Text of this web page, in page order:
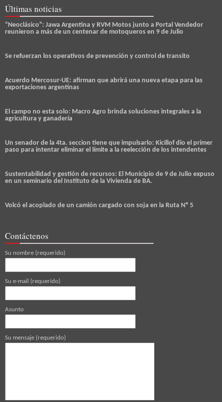
Últimas noticias
“Neoclásico”: Jawa Argentina y RVM Motos junto a Portal Vendedor
reunieron a más de un centenar de motoqueros en 9 de Julio
Se refuerzan los operativos de prevención y control de transito
Acuerdo Mercosur-UE: afirman que abrirá una nueva etapa para las
exportaciones argentinas
El campo no esta solo: Macro Agro brinda soluciones integrales a la
agricultura y ganadería
Un senador de la 4ta. seccion tiene que impulsarlo: Kicillof dio el primer
paso para intentar eliminar el límite a la reelección de los intendentes
Sustentabilidad y gestión de recursos: El Municipio de 9 de Julio expuso
en un seminario del Instituto de la Vivienda de BA.
Volcó el acoplado de un camión cargado con soja en la Ruta Nº 5
Contáctenos
Su nombre (requerido)
Su e-mail (requerido)
Asunto
Su mensaje (requerido)